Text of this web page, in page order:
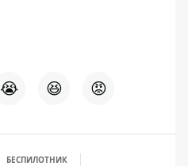
😭 😆 😡
БЕСПИЛОТНИК